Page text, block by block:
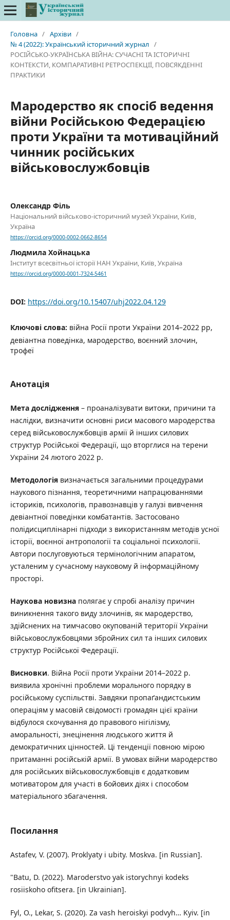
Головна / Архіви /
№ 4 (2022): Український історичний журнал /
РОСІЙСЬКО-УКРАЇНСЬКА ВІЙНА: СУЧАСНІ ТА ІСТОРИЧНІ
КОНТЕКСТИ, КОМПАРАТИВНІ РЕТРОСПЕКЦІЇ, ПОВСЯКДЕННІ
ПРАКТИКИ
Мародерство як спосіб ведення
війни Російською Федерацією
проти України та мотиваційний
чинник російських
військовослужбовців
Олександр Філь
Національний військово-історичний музей України, Київ,
Україна
https://orcid.org/0000-0002-0662-8654
Людмила Хойнацька
Інститут всесвітньої історії НАН України, Київ, Україна
https://orcid.org/0000-0001-7324-5461
DOI: https://doi.org/10.15407/uhj2022.04.129
Ключові слова: війна Росії проти України 2014–2022 рр,
девіантна поведінка, мародерство, воєнний злочин,
трофеї
Анотація
Мета дослідження– проаналізувати витоки, причини та
наслідки, визначити основні риси масового мародерства
серед військовослужбовців армії й інших силових
структур Російської Федерації, що вторглися на терени
України 24 лютого 2022 р.
Методологіявизначається загальними процедурами
наукового пізнання, теоретичними напрацюваннями
істориків, психологів, правознавців у галузі вивчення
девіантної поведінки комбатантів. Застосовано
полідисциплінарні підходи з використанням методів усної
історії, воєнної антропології та соціальної психології.
Автори послуговуються термінологічним апаратом,
усталеним у сучасному науковому й інформаційному
просторі.
Наукова новизнаполягає у спробі аналізу причин
виникнення такого виду злочинів, як мародерство,
здійснених на тимчасово окупованій території України
військовослужбовцями збройних сил та інших силових
структур Російської Федерації.
Висновки. Війна Росії проти України 2014–2022 р.
виявила хронічні проблеми морального порядку в
російському суспільстві. Завдяки пропаґандистським
операціям у масовій свідомості громадян цієї країни
відбулося скочування до правового нігілізму,
аморальності, знецінення людського життя й
демократичних цінностей. Ці тенденції повною мірою
притаманні російській армії. В умовах війни мародерство
для російських військовослужбовців є додатковим
мотиватором для участі в бойових діях і способом
матеріального збагачення.
Посилання
Astafev, V. (2007). Proklyaty i ubity. Moskva. [in Russian].
"Batu, D. (2022). Maroderstvo yak istorychnyi kodeks
rosiiskoho ofitsera. [in Ukrainian].
Fyl, O., Lekar, S. (2020). Za vash heroiskyi podvyh… Kyiv. [in